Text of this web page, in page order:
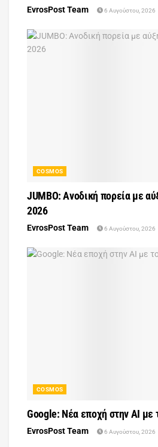
EvrosPost Team 6 Αυγούστου, 2026
COSMOS
JUMBO: Ανοδική πορεία με
2026
EvrosPost Team 6 Αυγούστου, 2026
COSMOS
Google: Νέα εποχή στην AI με
EvrosPost Team 6 Αυγούστου, 2026